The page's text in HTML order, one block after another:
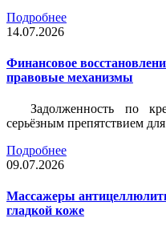
Подробнее
14.07.2026
Финансовое
правовые механизмы
Задолженность по
серьёзным препятствием
Подробнее
09.07.2026
Массажеры
гладкой коже